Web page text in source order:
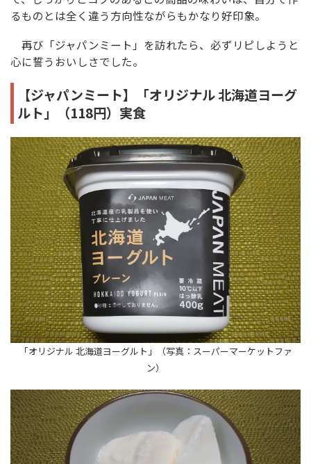
るものとは全く違う方向性ながらもかなり好印象。
再び「ジャパンミート」を訪れたら、必ずリピしようと
心に誓うおいしさでした。
【ジャパンミート】「オリジナル 北海道ヨーグ
ルト」（118円）実食
「オリジナル 北海道ヨーグルト」（写真：スーパーマーケットファ
ン）